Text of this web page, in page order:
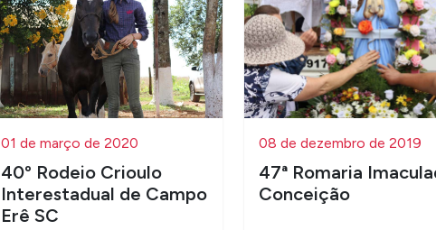
01 de março de 2020
40º Rodeio Crioulo
Interestadual de Campo
Erê SC
08 de dezembro de 2019
47ª Romaria
Conceição